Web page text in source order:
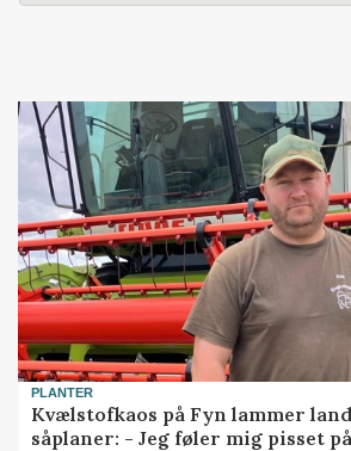
PLANTER
Kvælstofkaos på Fyn lammer
såplaner: - Jeg føler mig pisset på